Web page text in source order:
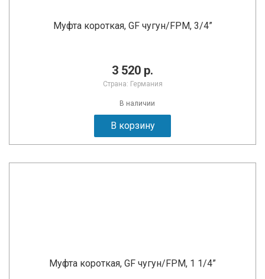
Муфта короткая, GF чугун/FPM, 3/4”
3 520 р.
Страна: Германия
В наличии
В корзину
Муфта короткая, GF чугун/FPM, 1 1/4”